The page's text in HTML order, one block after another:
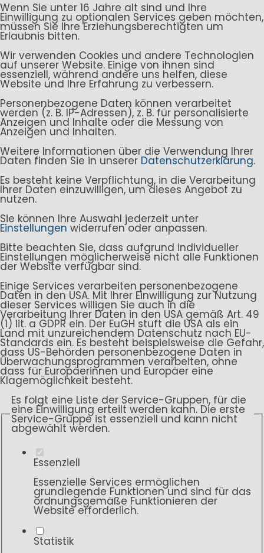
Wenn Sie unter 16 Jahre alt sind und Ihre
Einwilligung zu optionalen Services geben möchten,
müssen Sie Ihre Erziehungsberechtigten um
Erlaubnis bitten.
Wir verwenden Cookies und andere Technologien
auf unserer Website. Einige von ihnen sind
essenziell, während andere uns helfen, diese
Website und Ihre Erfahrung zu verbessern.
Personenbezogene Daten können verarbeitet
werden (z. B. IP-Adressen), z. B. für personalisierte
Anzeigen und Inhalte oder die Messung von
Anzeigen und Inhalten.
Weitere Informationen über die Verwendung Ihrer
Daten finden Sie in unserer Datenschutzerklärung.
Es besteht keine Verpflichtung, in die Verarbeitung
Ihrer Daten einzuwilligen, um dieses Angebot zu
nutzen.
Sie können Ihre Auswahl jederzeit unter
Einstellungen widerrufen oder anpassen.
Bitte beachten Sie, dass aufgrund individueller
Einstellungen möglicherweise nicht alle Funktionen
der Website verfügbar sind.
Einige Services verarbeiten personenbezogene
Daten in den USA. Mit Ihrer Einwilligung zur Nutzung
dieser Services willigen Sie auch in die
Verarbeitung Ihrer Daten in den USA gemäß Art. 49
(1) lit. a GDPR ein. Der EuGH stuft die USA als ein
Land mit unzureichendem Datenschutz nach EU-
Standards ein. Es besteht beispielsweise die Gefahr,
dass US-Behörden personenbezogene Daten in
Überwachungsprogrammen verarbeiten, ohne
dass für Europäerinnen und Europäer eine
Klagemöglichkeit besteht.
Es folgt eine Liste der Service-Gruppen, für die
eine Einwilligung erteilt werden kann. Die erste
Service-Gruppe ist essenziell und kann nicht
abgewählt werden.
Essenziell
Essenzielle Services ermöglichen
grundlegende Funktionen und sind für das
ordnungsgemäße Funktionieren der
Website erforderlich.
Statistik